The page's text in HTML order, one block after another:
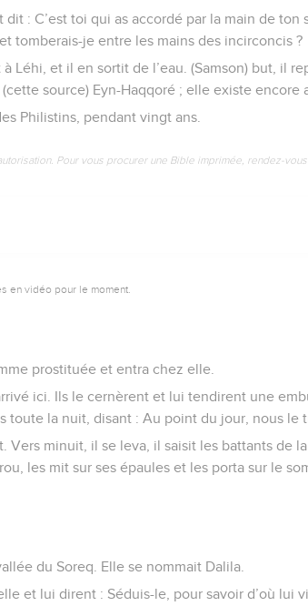
dit : C’est toi qui as accordé par la main de ton
tomberais-je entre les mains des incirconcis ?
Léhi, et il en sortit de l’eau. (Samson) but, il
source) Eyn-Haqqoré ; elle existe encore
Philistins, pendant vingt ans.
Pour vous procurer une Bible imprimée, rendez-
en vidéo pour le moment.
prostituée et entra chez elle.
ici. Ils le cernèrent et lui tendirent une
toute la nuit, disant : Au point du jour, nous le
Vers minuit, il se leva, il saisit les battants de
les mit sur ses épaules et les porta sur le
du Soreq. Elle se nommait Dalila.
et lui dirent : Séduis-le, pour savoir d’où lui